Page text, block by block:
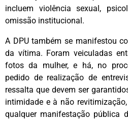
incluem violência sexual,
omissão institucional.
A DPU também se manifestou
da vítima. Foram veiculadas
fotos da mulher, e há, no
pedido de realização de
ressalta que devem ser
intimidade e à não
qualquer manifestação pública